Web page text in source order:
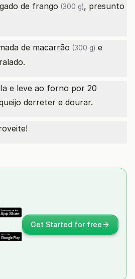
de frango (300 g), presunto
de macarrão (300 g) e
e leve ao forno por 20
derreter e dourar.
Get Started for free